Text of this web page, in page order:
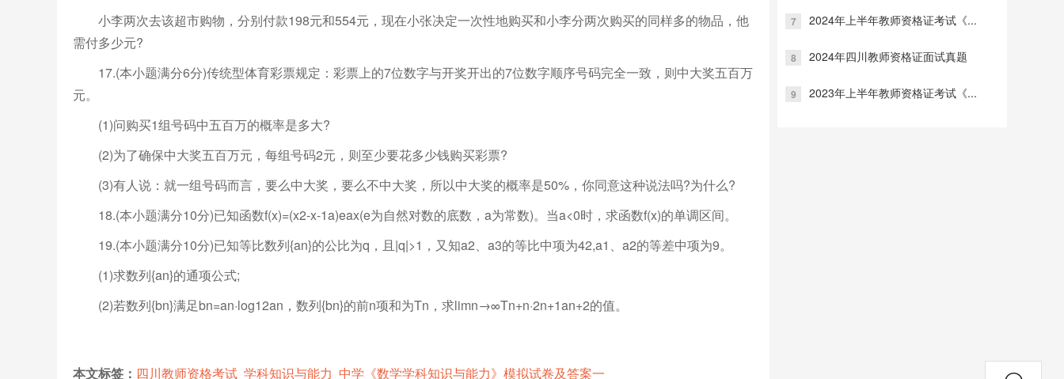
小李两次去该超市购物，分别付款198元和554元，现在小张决定一次性地购买和小李分两次购买的同样多的物品，他
需付多少元?
17.(本小题满分6分)传统型体育彩票规定：彩票上的7位数字与开奖开出的7位数字顺序号码完全一致，则中大奖五百万
元。
(1)问购买1组号码中五百万的概率是多大?
(2)为了确保中大奖五百万元，每组号码2元，则至少要花多少钱购买彩票?
(3)有人说：就一组号码而言，要么中大奖，要么不中大奖，所以中大奖的概率是50%，你同意这种说法吗?为什么?
18.(本小题满分10分)已知函数f(x)=(x2-x-1a)eax(e为自然对数的底数，a为常数)。当a<0时，求函数f(x)的单调区间。
19.(本小题满分10分)已知等比数列{an}的公比为q，且|q|>1，又知a2、a3的等比中项为42,a1、a2的等差中项为9。
(1)求数列{an}的通项公式;
(2)若数列{bn}满足bn=an·log12an，数列{bn}的前n项和为Tn，求limn→∞Tn+n·2n+1an+2的值。
本文标签： 四川教师资格考试 学科知识与能力 中学《数学学科知识与能力》模拟试卷及答案一
7 2024年上半年教师资格证考试《...
8 2024年四川教师资格证面试真题
9 2023年上半年教师资格证考试《...